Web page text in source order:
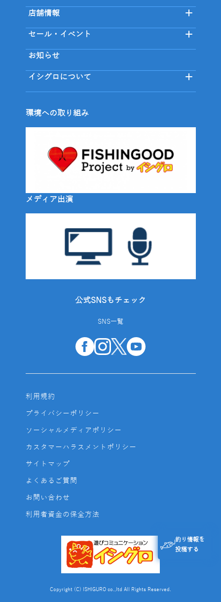
釣り情報を
投稿する
店舗情報
セール・イベント
お知らせ
イシグロについて
環境への取り組み
メディア出演
公式SNSもチェック
SNS一覧
利用規約
プライバシーポリシー
ソーシャルメディアポリシー
カスタマーハラスメントポリシー
サイトマップ
よくあるご質問
お問い合わせ
利用者資金の保全方法
Copyright (C) ISHIGURO co.,ltd All Rights Reserved.